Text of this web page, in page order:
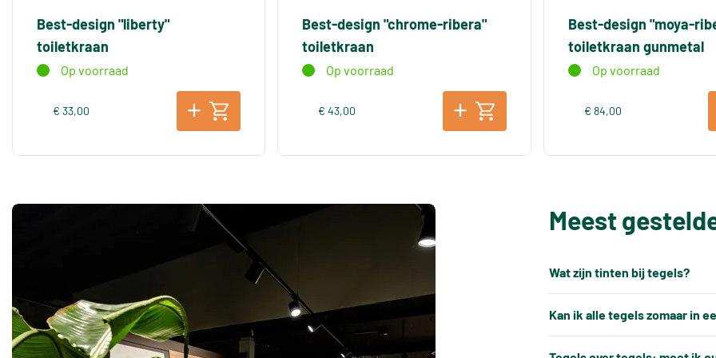
Best-design "liberty"
toiletkraan
Op voorraad
€ 33,00
Best-design "chrome-ribera"
toiletkraan
Op voorraad
€ 43,00
Best-design "moya-
toiletkraan gunmetal
Op voorraad
€ 84,00
Meest
Wat zijn tinten bij tegels?
keramische tegels een
Kan ik alle tegels zomaar in